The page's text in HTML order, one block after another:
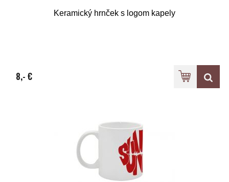
Keramický hrnček s logom kapely
8,- €